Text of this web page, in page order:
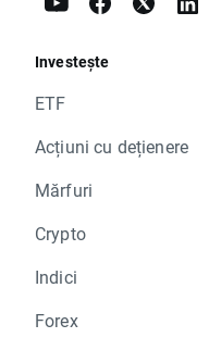
Investește
ETF
Acțiuni cu dețienere
Mărfuri
Crypto
Indici
Forex